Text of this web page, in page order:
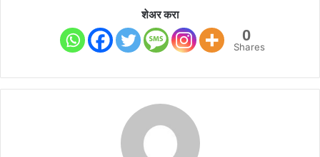
शेअर करा
0
Shares